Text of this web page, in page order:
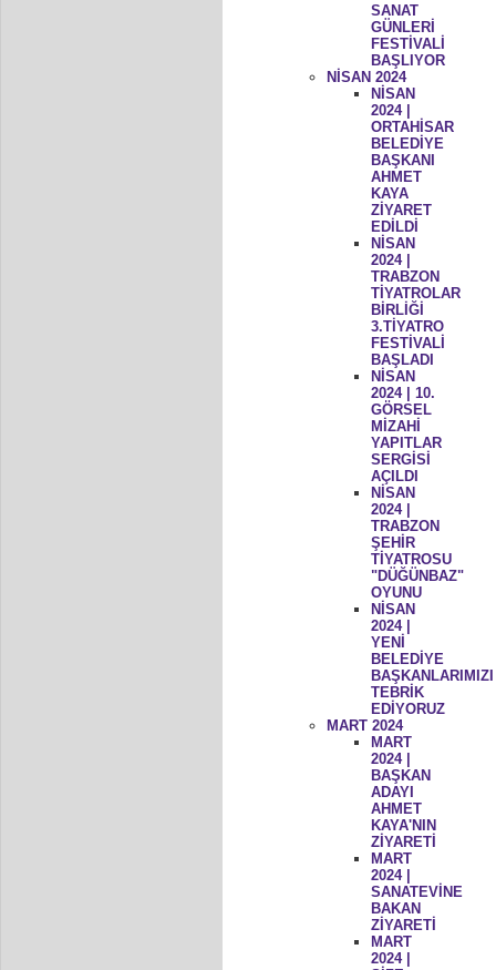
SANAT
GÜNLERİ
FESTİVALİ
BAŞLIYOR
NİSAN 2024
NİSAN
2024 |
ORTAHİSAR
BELEDİYE
BAŞKANI
AHMET
KAYA
ZİYARET
EDİLDİ
NİSAN
2024 |
TRABZON
TİYATROLAR
BİRLİĞİ
3.TİYATRO
FESTİVALİ
BAŞLADI
NİSAN
2024 | 10.
GÖRSEL
MİZAHİ
YAPITLAR
SERGİSİ
AÇILDI
NİSAN
2024 |
TRABZON
ŞEHİR
TİYATROSU
"DÜĞÜNBAZ"
OYUNU
NİSAN
2024 |
YENİ
BELEDİYE
BAŞKANLARIMIZI
TEBRİK
EDİYORUZ
MART 2024
MART
2024 |
BAŞKAN
ADAYI
AHMET
KAYA'NIN
ZİYARETİ
MART
2024 |
SANATEVİNE
BAKAN
ZİYARETİ
MART
2024 |